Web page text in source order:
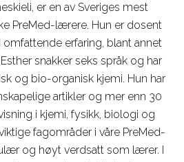
er en av Sveriges mest
PreMed-lærere. Hun er dosent
erfaring, blant annet
snakker seks språk og har
og bio-organisk kjemi. Hun har
artikler og mer enn 30
i kjemi, fysikk, biologi og
fagområder i våre PreMed-
og høyt verdsatt som lærer. I